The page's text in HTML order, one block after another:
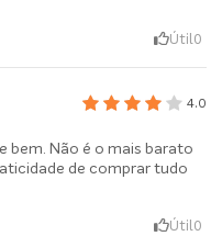
Útil 0
4.0
bem. Não é o mais barato
de comprar tudo
Útil 0